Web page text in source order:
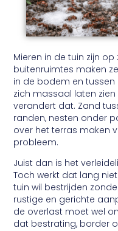
Mieren in de tuin zijn
buitenruimtes maken
in de bodem en tussen
zich massaal laten
verandert dat. Zand
randen, nesten onder
over het terras maken
probleem.
Juist dan is het
Toch werkt dat lang
tuin wil bestrijden
rustige en gerichte
de overlast moet wel
dat bestrating, border